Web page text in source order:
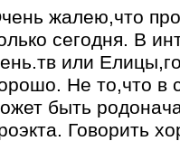
жалею,что
сегодня. В
или
Не то,что в
быть
Говорить